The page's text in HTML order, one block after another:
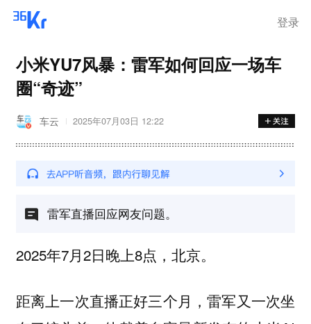
登录
小米YU7风暴：雷军如何回应一场车
圈“奇迹”
车云 2025年07月03日 12:22
雷军直播回应网友问题。
2025年7月2日晚上8点，北京。
距离上一次直播正好三个月，雷军又一次坐